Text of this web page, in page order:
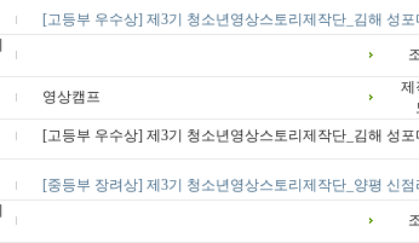
[고등부 우수상] 제3기 청소년영상스토리제작단_김해 성
영상캠프
제
[고등부 우수상] 제3기 청소년영상스토리제작단_김해 성포
[중등부 장려상] 제3기 청소년영상스토리제작단_양평 신